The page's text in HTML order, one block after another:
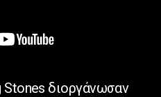
Stones διοργάνωσαν